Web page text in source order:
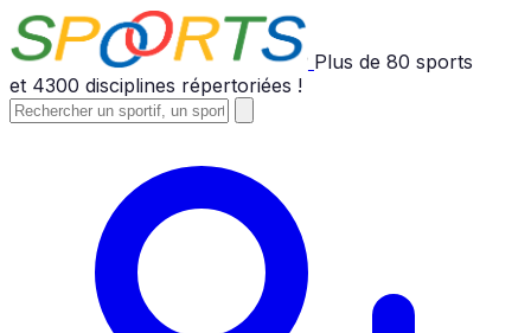
Plus de 80 sports
et 4300 disciplines répertoriées !